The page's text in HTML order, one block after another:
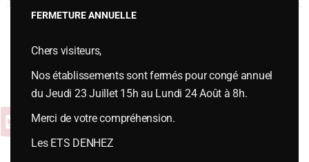
172339
→
Vous souhaitez plus d’informations ou passer une commande,
contactez-nous :
Contact
FERMETURE ANNUELLE
Chers visiteurs,
Nos établissements sont fermés pour congé annuel
du Jeudi 23 Juillet 15h au Lundi 24 Août à 8h.
Merci de votre compréhension.
Les ETS DENHEZ